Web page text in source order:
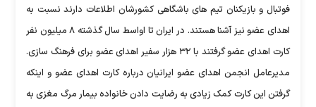
فوتبال و بازیکنان تیم های باشگاهی کشورشان اطلاعات دارند نسبت به
اهدای عضو نیز آشنا هستند. در ایران تا اواسط سال گذشته ۸ میلیون نفر
کارت اهدای عضو گرفتند با ۳۲ هزار سفیر اهدای عضو برای فرهنگ سازی.
مدیرعامل انجمن اهدای عضو ایرانیان درباره کارت اهدای عضو و اینکه
گرفتن این کارت کمک زیادی به رضایت دادن خانواده بیمار مرگ مغزی به